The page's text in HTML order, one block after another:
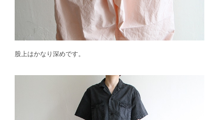
股上はかなり深めです。